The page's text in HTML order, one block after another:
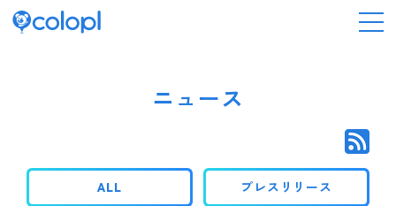
ニュース
ALL プレスリリース